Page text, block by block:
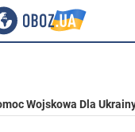
Wojskowa Dla